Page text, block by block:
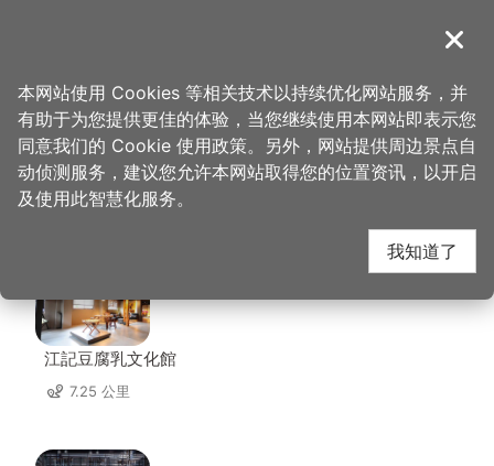
導覽
首页 > 想去的地方 > 美食、购物 > 伍角灯小吃
伍角灯小吃 周边景点
江記豆腐乳文化館
7.25 公里
关闭
本网站使用 Cookies 等相关技术以持续优化网站服务，并
有助于为您提供更佳的体验，当您继续使用本网站即表示您
同意我们的 Cookie 使用政策。另外，网站提供周边景点自
动侦测服务，建议您允许本网站取得您的位置资讯，以开启
及使用此智慧化服务。
我知道了